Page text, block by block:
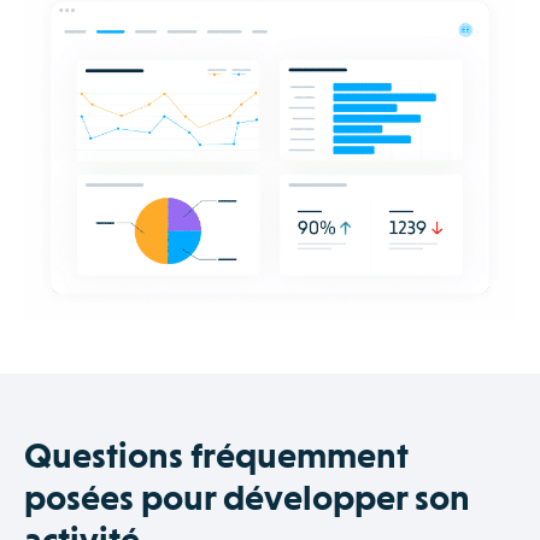
Questions fréquemment
posées pour développer son